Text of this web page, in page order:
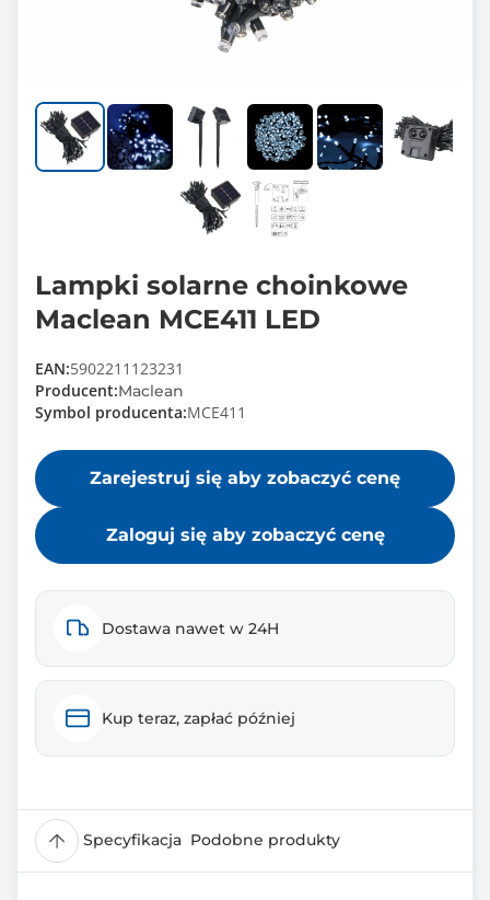
Lampki solarne choinkowe
Maclean MCE411 LED
EAN:5902211123231
Producent:Maclean
Symbol producenta:MCE411
Zarejestruj się aby zobaczyć cenę
Zaloguj się aby zobaczyć cenę
Dostawa nawet w 24H
Kup teraz, zapłać później
Specyfikacja Podobne produkty